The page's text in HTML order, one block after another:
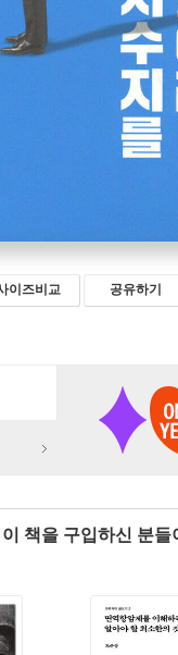
이즈비교 공유하기
이 책을 구입하신 분